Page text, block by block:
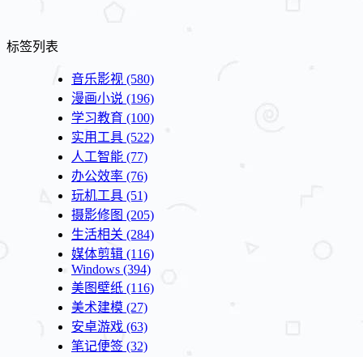
标签列表
音乐影视 (580)
漫画小说 (196)
学习教育 (100)
实用工具 (522)
人工智能 (77)
办公效率 (76)
玩机工具 (51)
摄影修图 (205)
生活相关 (284)
媒体剪辑 (116)
Windows (394)
美图壁纸 (116)
美术建模 (27)
安卓游戏 (63)
笔记便签 (32)